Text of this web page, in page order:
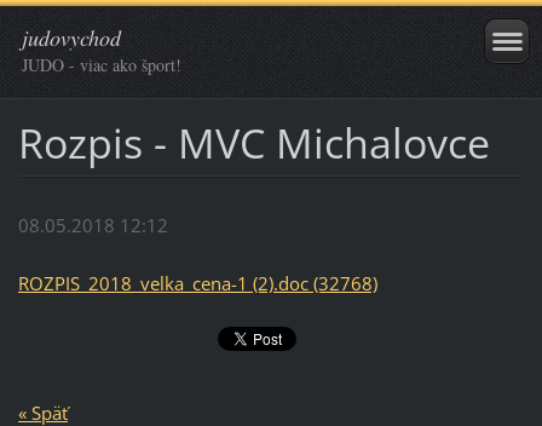
judovychod
JUDO - viac ako šport!
Rozpis - MVC Michalovce
08.05.2018 12:12
ROZPIS_2018_velka_cena-1 (2).doc (32768)
« Späť